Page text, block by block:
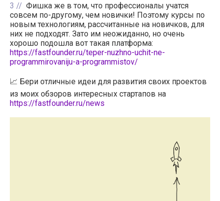
3
Фишка же в том, что профессионалы учатся
совсем по-другому, чем новички! Поэтому курсы по
новым технологиям, рассчитанные на новичков, для
них не подходят. Зато им неожиданно, но очень
хорошо подошла вот такая платформа:
https://fastfounder.ru/teper-nuzhno-uchit-ne-
programmirovaniju-a-programmistov/
📈 Бери отличные идеи для развития своих проектов
из моих обзоров интересных стартапов на
https://fastfounder.ru/news